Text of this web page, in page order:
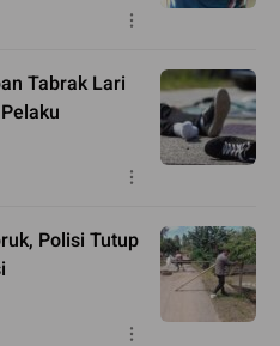
Tabrak Lari
Polisi Tutup